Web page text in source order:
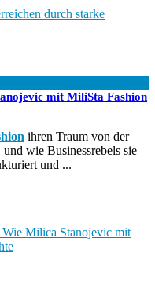
durch starke
mit MiliSta Fashion
ihren Traum von der
wie Businessrebels sie
und ...
Milica Stanojevic mit